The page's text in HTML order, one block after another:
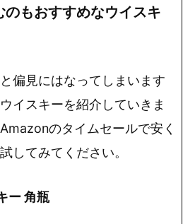
もおすすめなウイスキ
偏見にはなってしまいます
イスキーを紹介していきま
のタイムセールで安く
してみてください。
ー 角瓶